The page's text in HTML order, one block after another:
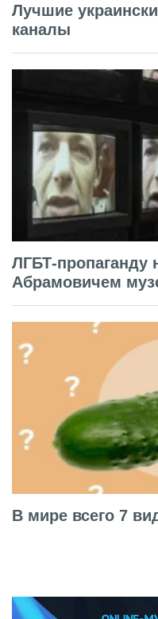
Лучшие
каналы
ЛГБТ-пропаганду
Абрамовичем
В мире всего 7